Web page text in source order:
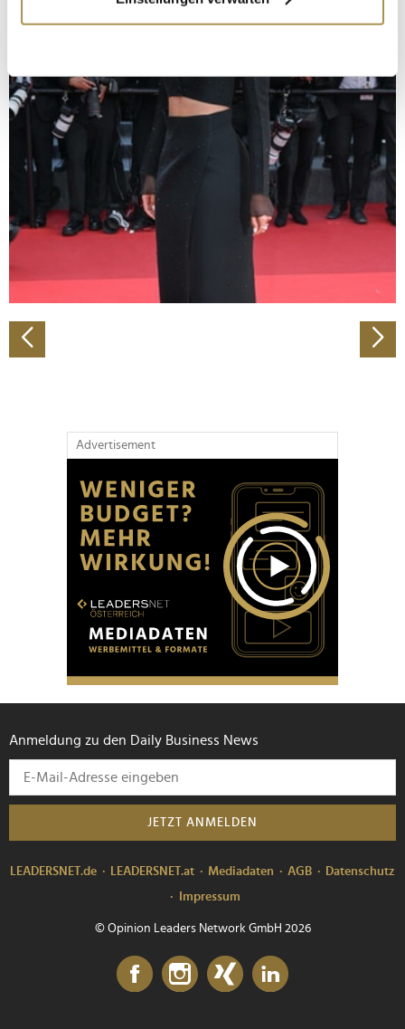
Informationen über Ihre geografische Lage
erfassen, welche bis auf einige Meter genau sein
bestimmten Merkmalen (Fingerprinting) identifizieren
Erfahren Sie mehr darüber, wie Ihre persönlichen Daten
verarbeitet werden, und legen Sie Ihre Präferenzen im
Abschnitt Einzelheitenfest.
Wir verwenden Cookies, um Inhalte und Anzeigen zu
personalisieren, Funktionen für soziale Medien anbieten
zu können und die Zugriffe auf unsere Website zu
analysieren. Außerdem geben wir Informationen zu Ihrer
Verwendung unserer Website an unsere Partner für
Partner führen diese Informationen möglicherweise mit
weiteren Daten zusammen, die Sie ihnen bereitgestellt
Advertisement
Anmeldung zu den Daily Business News
JETZT ANMELDEN
LEADERSNET.de LEADERSNET.at Mediadaten AGB
Datenschutz
Impressum
© Opinion Leaders Network GmbH 2026